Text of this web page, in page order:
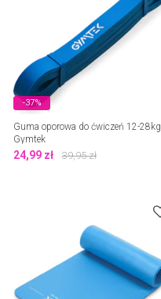
-37%
Guma oporowa do ćwiczeń 12-28kg
Gymtek
24,99 zł 39,95zł